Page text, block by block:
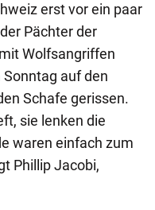
erst vor ein paar
Pächter der
Wolfsangriffen
auf den
Schafe gerissen.
sie lenken die
waren einfach zum
Phillip Jacobi,